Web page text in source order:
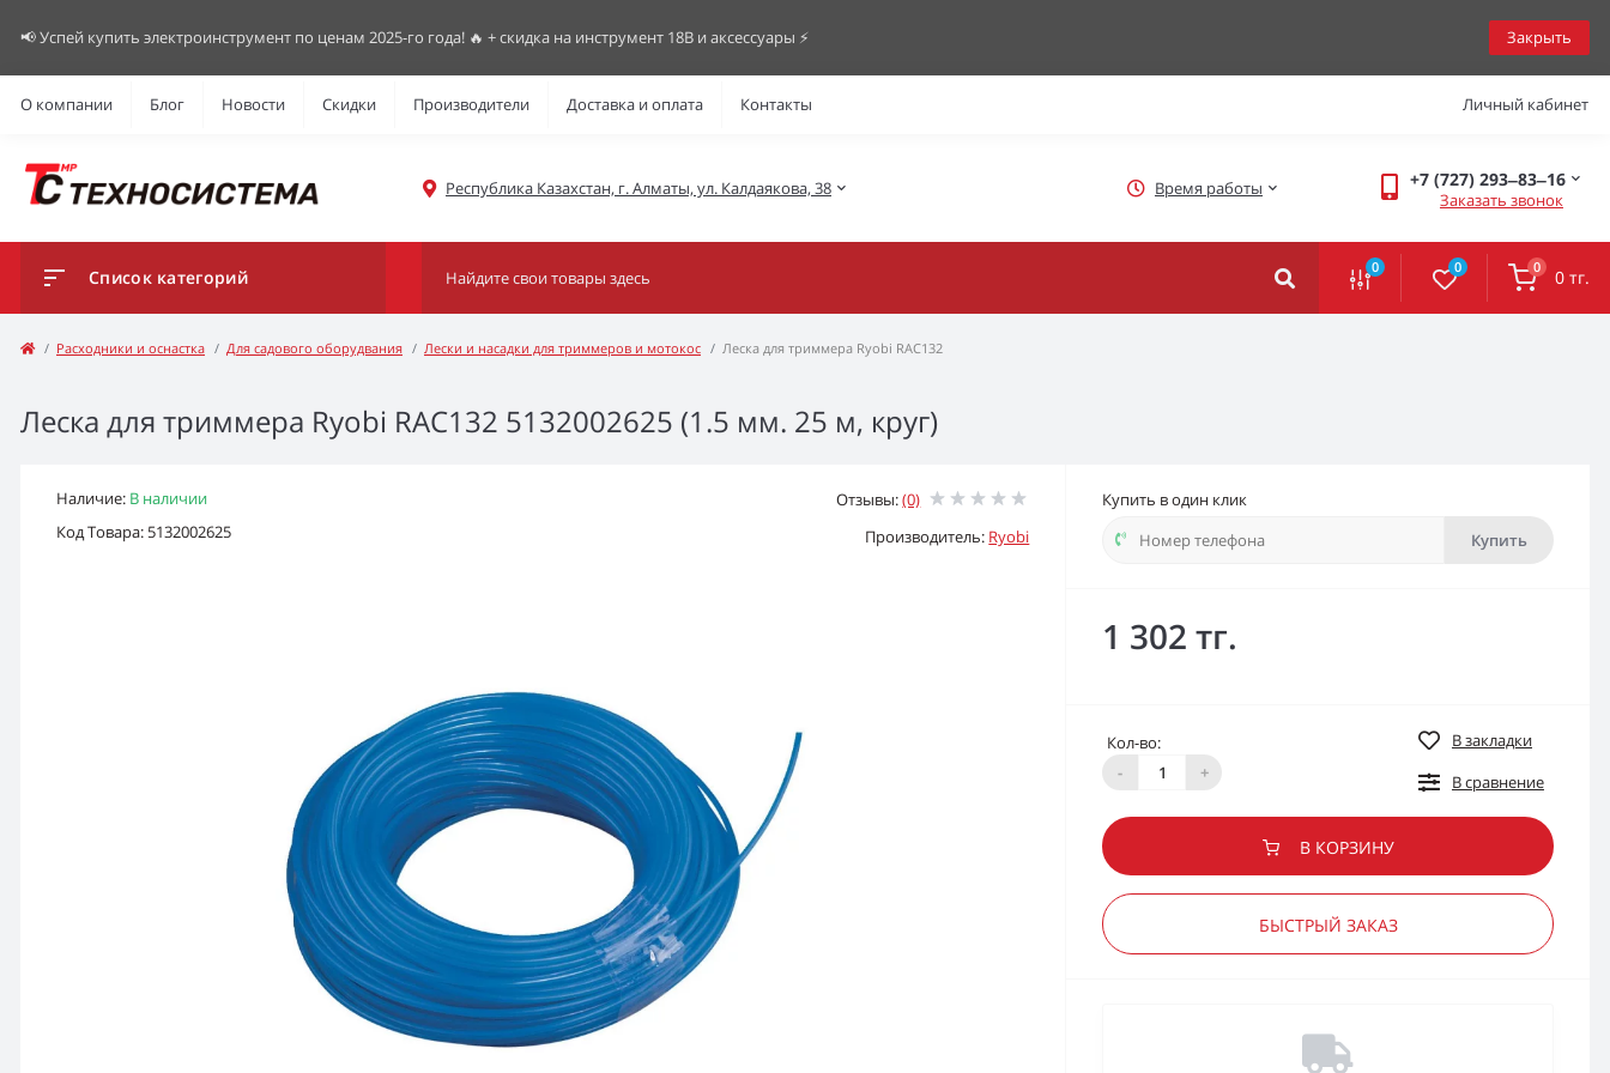
📢 Успей купить электроинструмент по ценам 2025-го года! 🔥 + скидка на инструмент 18В и аксессуары ⚡️ Закрыть
О компании Блог Новости Скидки Производители Доставка и оплата Контакты Личный кабинет
Республика Казахстан, г. Алматы, ул. Калдаякова, 38 Время работы +7 (727) 293‒83‒16
Заказать звонок
Список категорий 0 0 0 0 тг.
Расходники и оснастка Для садового оборудвания Лески и насадки для триммеров и мотокос Леска для триммера Ryobi RAC132
Леска для триммера Ryobi RAC132 5132002625 (1.5 мм. 25 м, круг)
Наличие: В наличии
Код Товара: 5132002625
Отзывы:(0)
Производитель: Ryobi
Купить в один клик
Купить
1 302 тг.
Кол-во:
-
+
В закладки
В сравнение
В КОРЗИНУ
БЫСТРЫЙ ЗАКАЗ